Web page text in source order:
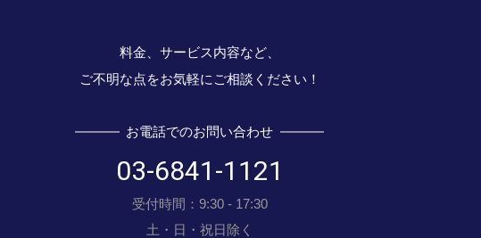
料金、サービス内容など、
ご不明な点をお気軽にご相談ください！
お電話でのお問い合わせ
03-6841-1121
受付時間：9:30 - 17:30
土・日・祝日除く